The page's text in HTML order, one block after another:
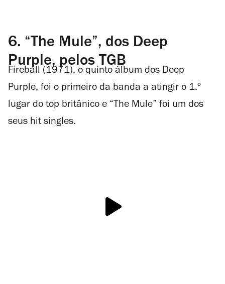
6. “The Mule”, dos Deep
Purple, pelos TGB
Fireball (1971), o quinto álbum dos Deep
Purple, foi o primeiro da banda a atingir o 1.º
lugar do top britânico e “The Mule” foi um dos
seus hit singles.